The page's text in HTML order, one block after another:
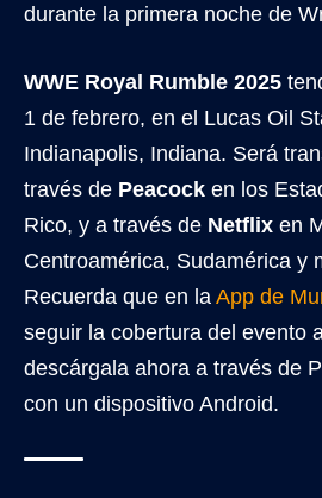
durante la primera noche de
WWE Royal Rumble 2025
1 de febrero, en el Lucas Oil
Indianapolis, Indiana. Será
través de Peacock en los
Rico, y a través de Netflix en
Centroamérica, Sudamérica y
Recuerda que en la App de
seguir la cobertura del evento
descárgala ahora a través de
con un dispositivo Android.